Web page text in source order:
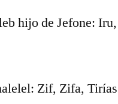
hijo de Jefone:
Zif, Zifa,